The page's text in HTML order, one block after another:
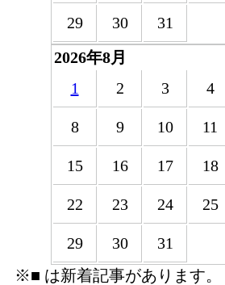
29 30
31
2026年8月
1
2 3 4
8 9 10 11
15 16 17 18
22 23 24 25
29 30 31
※■ は新着記事があります。